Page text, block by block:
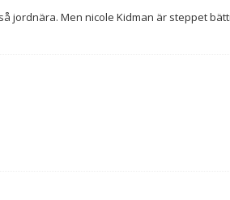
jordnära. Men nicole Kidman är steppet